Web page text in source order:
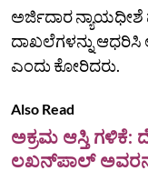
ಅರ್ಜಿದಾರ
ದಾಖಲೆಗಳನ್ನು
ಎಂದು‌ ಕೋರಿದರು.
Also Read
ಅಕ್ರಮ ಆಸ್ತಿ ಗಳಿಕೆ:
ಲಖನ್‌ಪಾಲ್‌